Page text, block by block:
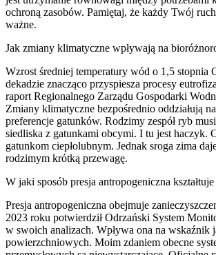
ochroną zasobów. Pamiętaj, że każdy Twój
ważne.
Jak zmiany klimatyczne wpływają na
Wzrost średniej temperatury wód o 1,5 stopnia
dekadzie znacząco przyspiesza procesy
raport Regionalnego Zarządu Gospodarki
Zmiany klimatyczne bezpośrednio oddziałują
preferencje gatunków. Rodzimy zespół ryb
siedliska z gatunkami obcymi. I tu jest haczyk.
gatunkom ciepłolubnym. Jednak sroga zima
rodzimym krótką przewagę.
W jaki sposób presja antropogeniczna
Presja antropogeniczna obejmuje
2023 roku potwierdził Odrzański System
w swoich analizach. Wpływa ona na wskaźnik
powierzchniowych. Moim zdaniem obecne